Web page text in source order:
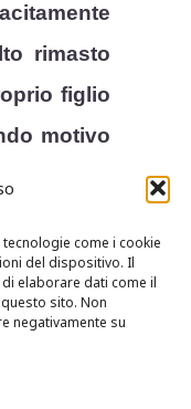
come i cookie
del dispositivo. Il
elaborare dati come il
sito. Non
negativamente su
rimasto
figlio
motivo
L.R.
della
aver la
volontà
il